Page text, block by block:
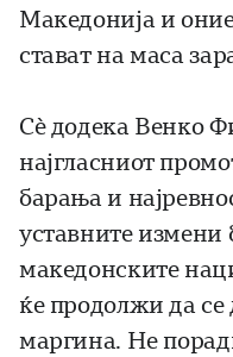
Македонија и
стават на маса
Сè додека Венко
најгласниот
барања и
уставните измени
македонските
ќе продолжи да
маргина. Не